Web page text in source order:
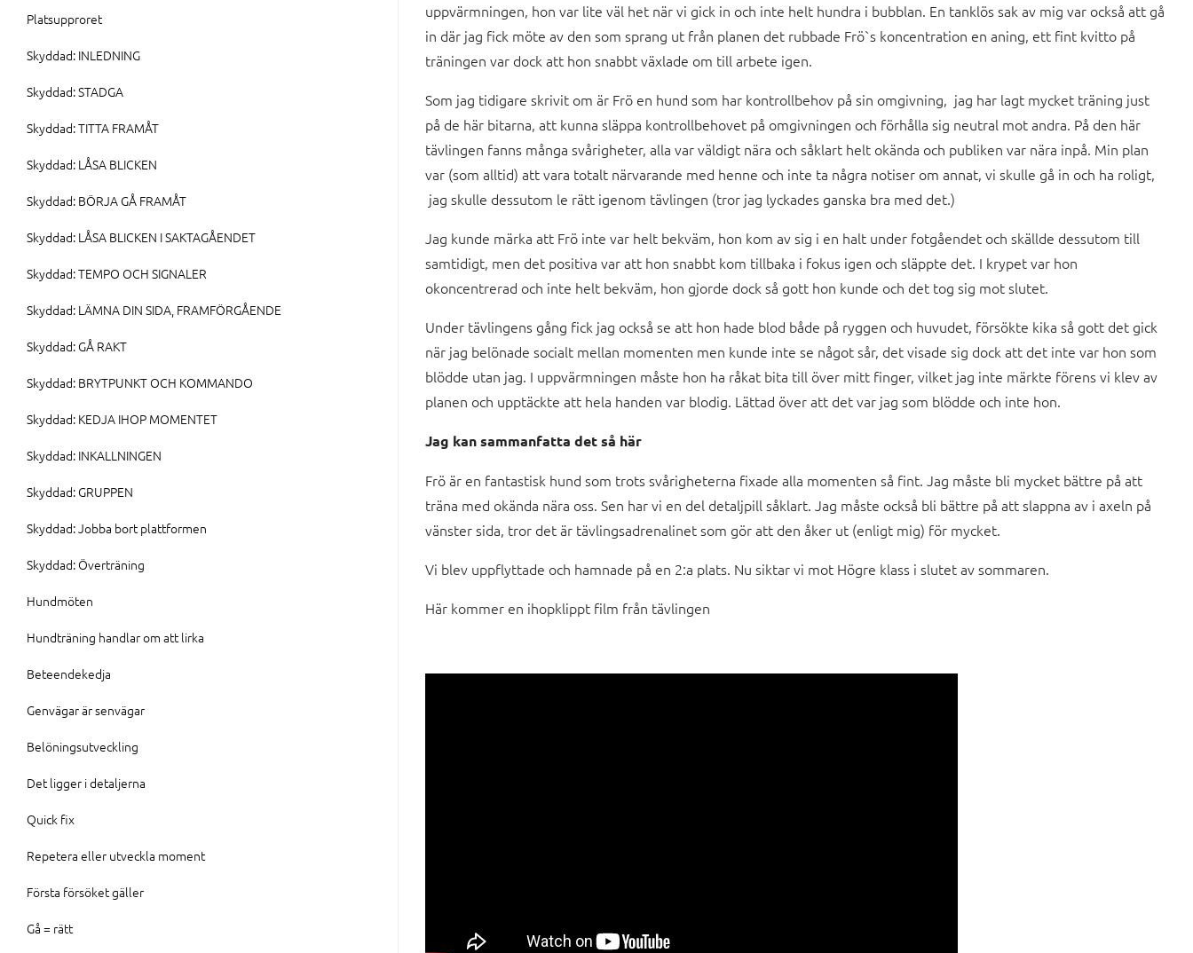
uppvärmningen, hon var lite väl het när vi gick in och inte helt hundra i bubblan. En tanklös sak av mig var också att gå
in där jag fick möte av den som sprang ut från planen det rubbade Frö`s koncentration en aning, ett fint kvitto på
träningen var dock att hon snabbt växlade om till arbete igen.
Som jag tidigare skrivit om är Frö en hund som har kontrollbehov på sin omgivning, jag har lagt mycket träning just
på de här bitarna, att kunna släppa kontrollbehovet på omgivningen och förhålla sig neutral mot andra. På den här
tävlingen fanns många svårigheter, alla var väldigt nära och såklart helt okända och publiken var nära inpå. Min plan
var (som alltid) att vara totalt närvarande med henne och inte ta några notiser om annat, vi skulle gå in och ha roligt,
jag skulle dessutom le rätt igenom tävlingen (tror jag lyckades ganska bra med det.)
Jag kunde märka att Frö inte var helt bekväm, hon kom av sig i en halt under fotgåendet och skällde dessutom till
samtidigt, men det positiva var att hon snabbt kom tillbaka i fokus igen och släppte det. I krypet var hon
okoncentrerad och inte helt bekväm, hon gjorde dock så gott hon kunde och det tog sig mot slutet.
Under tävlingens gång fick jag också se att hon hade blod både på ryggen och huvudet, försökte kika så gott det gick
när jag belönade socialt mellan momenten men kunde inte se något sår, det visade sig dock att det inte var hon som
blödde utan jag. I uppvärmningen måste hon ha råkat bita till över mitt finger, vilket jag inte märkte förens vi klev av
planen och upptäckte att hela handen var blodig. Lättad över att det var jag som blödde och inte hon.
Jag kan sammanfatta det så här
Frö är en fantastisk hund som trots svårigheterna fixade alla momenten så fint. Jag måste bli mycket bättre på att
träna med okända nära oss. Sen har vi en del detaljpill såklart. Jag måste också bli bättre på att slappna av i axeln på
vänster sida, tror det är tävlingsadrenalinet som gör att den åker ut (enligt mig) för mycket.
Vi blev uppflyttade och hamnade på en 2:a plats. Nu siktar vi mot Högre klass i slutet av sommaren.
Här kommer en ihopklippt film från tävlingen
Platsupproret
Skyddad: INLEDNING
Skyddad: STADGA
Skyddad: TITTA FRAMÅT
Skyddad: LÅSA BLICKEN
Skyddad: BÖRJA GÅ FRAMÅT
Skyddad: LÅSA BLICKEN I SAKTAGÅENDET
Skyddad: TEMPO OCH SIGNALER
Skyddad: LÄMNA DIN SIDA, FRAMFÖRGÅENDE
Skyddad: GÅ RAKT
Skyddad: BRYTPUNKT OCH KOMMANDO
Skyddad: KEDJA IHOP MOMENTET
Skyddad: INKALLNINGEN
Skyddad: GRUPPEN
Skyddad: Jobba bort plattformen
Skyddad: Överträning
Hundmöten
Hundträning handlar om att lirka
Beteendekedja
Genvägar är senvägar
Belöningsutveckling
Det ligger i detaljerna
Quick fix
Repetera eller utveckla moment
Första försöket gäller
Gå = rätt